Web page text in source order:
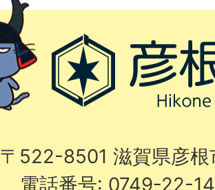
〒522-8501 滋賀県彦
電話番号: 0749-22-